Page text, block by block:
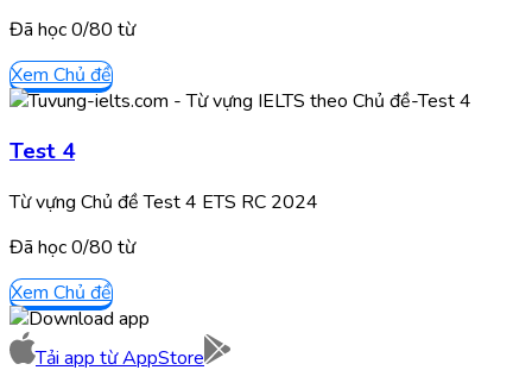
Đã học0/80 từ
Xem Chủ đề
Test 4
Từ vựng Chủ đề Test 4 ETS RC 2024
Đã học0/80 từ
Xem Chủ đề
Tải app từAppStore